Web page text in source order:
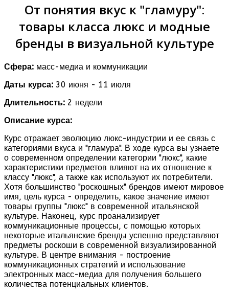
От понятия вкус к "гламуру":
товары класса люкс и модные
бренды в визуальной культуре
Сфера: масс-медиа и коммуникации
Даты курса: 30 июня - 11 июля
Длительность: 2 недели
Описание курса:
Курс отражает эволюцию люкс-индустрии и ее связь с
категориями вкуса и "гламура". В ходе курса вы узнаете
о современном определении категории "люкс", какие
характеристики предметов влияют на их отношение к
классу "люкс", а также как используют их потребители.
Хотя большинство "роскошных" брендов имеют мировое
имя, цель курса - определить, какое значение имеют
товары группы "люкс" в современной итальянской
культуре. Наконец, курс проанализирует
коммуникационные процессы, с помощью которых
некоторые итальянские бренды успешно представляют
предметы роскоши в современной визуализированной
культуре. В центре внимания - построение
коммуникационных стратегий и использование
электронных масс-медиа для получения большего
количества потенциальных клиентов.